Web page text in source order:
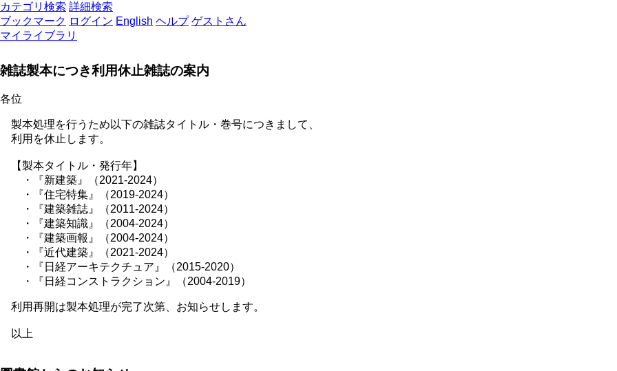
カテゴリ検索 詳細検索
ブックマーク ログイン English ヘルプ ゲストさん
マイライブラリ
雑誌製本につき利用休止雑誌の案内
各位
製本処理を行うため以下の雑誌タイトル・巻号につきまして、
利用を休止します。
【製本タイトル・発行年】
・『新建築』（2021-2024）
・『住宅特集』（2019-2024）
・『建築雑誌』（2011-2024）
・『建築知識』（2004-2024）
・『建築画報』（2004-2024）
・『近代建築』（2021-2024）
・『日経アーキテクチュア』（2015-2020）
・『日経コンストラクション』（2004-2019）
利用再開は製本処理が完了次第、お知らせします。
以上